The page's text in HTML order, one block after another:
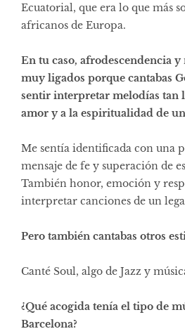
Ecuatorial, que era lo que más
africanos de Europa.
En tu caso, afrodescendencia y
muy ligados porque cantabas
sentir interpretar melodías tan
amor y a la espiritualidad de
Me sentía identificada con una
mensaje de fe y superación de
También honor, emoción y
interpretar canciones de un
Pero también cantabas otros
Canté Soul, algo de Jazz y
¿Qué acogida tenía el tipo de
Barcelona?